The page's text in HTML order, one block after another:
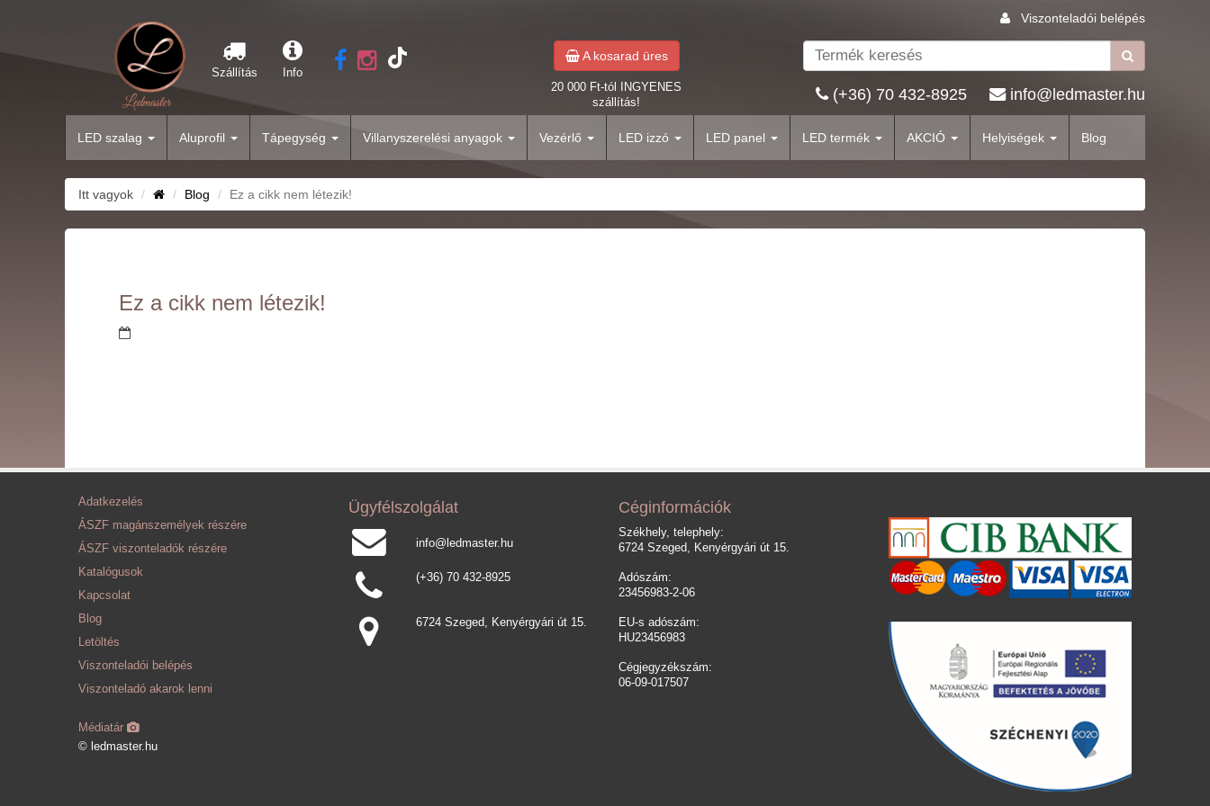
Viszonteladói belépés
Szállítás Info
A kosarad üres
20 000 Ft-tól INGYENES
szállítás!
(+36) 70 432-8925 info@ledmaster.hu
LED szalag Aluprofil Tápegység Villanyszerelési anyagok Vezérlő LED izzó LED panel LED termék AKCIÓ Helyiségek Blog
Itt vagyok Blog Ez a cikk nem létezik!
Ez a cikk nem létezik!
Adatkezelés
ÁSZF magánszemélyek részére
ÁSZF viszonteladók részére
Katalógusok
Kapcsolat
Blog
Letöltés
Viszonteladói belépés
Viszonteladó akarok lenni
Médiatár
© ledmaster.hu
Ügyfélszolgálat
info@ledmaster.hu
(+36) 70 432-8925
6724 Szeged, Kenyérgyári út 15.
Céginformációk
Székhely, telephely:
6724 Szeged, Kenyérgyári út 15.
Adószám:
23456983-2-06
EU-s adószám:
HU23456983
Cégjegyzékszám:
06-09-017507